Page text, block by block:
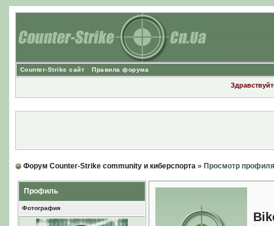
Counter-Strike сайт Правила форума
Форум Counter-Strike community и киберспорта» Просмотр профиля
Профиль
Фотография